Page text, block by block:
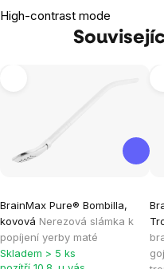
High-contrast mode
BrainMax Pure® Bombilla,
kovová Nerezová slámka k
popíjení yerby maté
Skladem > 5 ks